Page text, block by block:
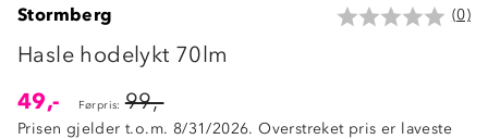
Stormberg (0)
Hasle hodelykt 70lm
49,-
Førpris: 99,-
Prisen gjelder t.o.m. 8/31/2026. Overstreket pris er laveste